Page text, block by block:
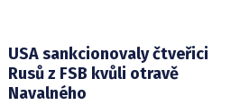
USA sankcionovaly čtveřici
Rusů z FSB kvůli otravě
Navalného